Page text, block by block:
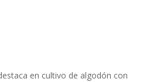
en cultivo de algodón con